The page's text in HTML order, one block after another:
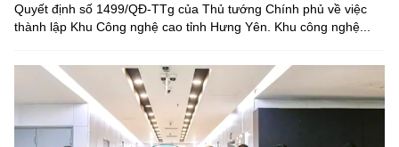
Quyết định số 1499/QĐ-TTg của Thủ tướng Chính phủ về việc
thành lập Khu Công nghệ cao tỉnh Hưng Yên. Khu công nghệ...